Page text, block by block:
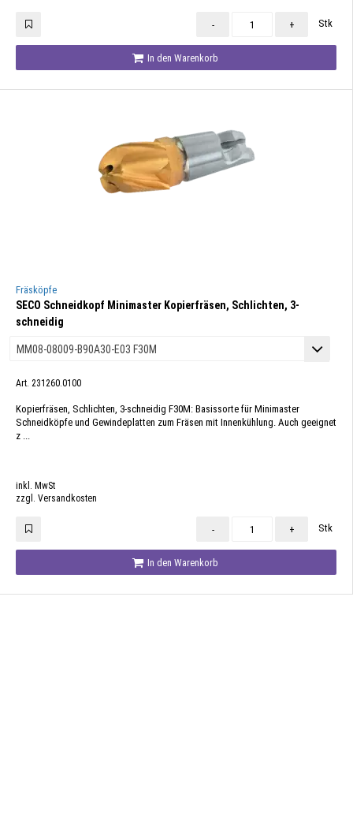
- + Stk
In den Warenkorb
Fräsköpfe
SECO Schneidkopf Minimaster Kopierfräsen, Schlichten, 3-
schneidig
Art. 231260.0100
Kopierfräsen, Schlichten, 3-schneidig F30M: Basissorte für Minimaster
Schneidköpfe und Gewindeplatten zum Fräsen mit Innenkühlung. Auch geeignet
z ...
inkl. MwSt
zzgl. Versandkosten
- + Stk
In den Warenkorb